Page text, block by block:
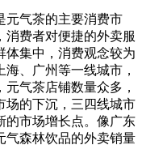
元气茶的主要消费市
消费者对便捷的外卖服
体集中，消费观念较为
、广州等一线城市，
气茶店铺数量众多，
场的下沉，三四线城市
的市场增长点。像广东
气森林饮品的外卖销量